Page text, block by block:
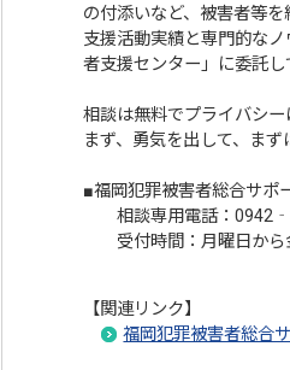
の付添いなど、被害者等
支援活動実績と専門的な
者支援センター」に委託し
相談は無料でプライバシ
まず、勇気を出して、まず
■福岡犯罪被害者総合サポ
相談専用電話：
受付時間：月曜日から
【関連リンク】
福岡犯罪被害者総合